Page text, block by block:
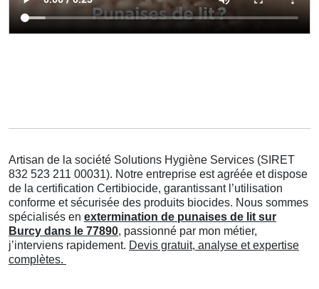
Artisan de la société Solutions Hygiène Services (SIRET
832 523 211 00031). Notre entreprise est agréée et dispose
de la certification Certibiocide, garantissant l’utilisation
conforme et sécurisée des produits biocides. Nous sommes
spécialisés en extermination de punaises de lit sur
Burcy dans le 77890, passionné par mon métier,
j’interviens rapidement. Devis gratuit, analyse et expertise
complètes.